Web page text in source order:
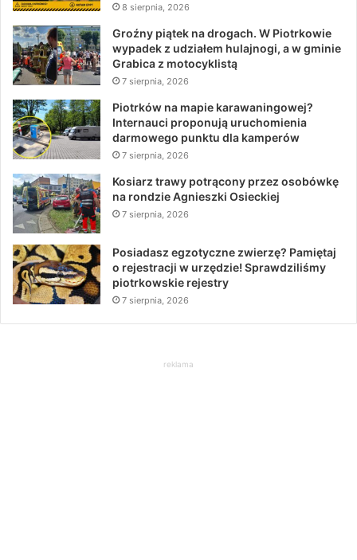
8 sierpnia, 2026
Groźny piątek na drogach. W Piotrkowie
wypadek z udziałem hulajnogi, a w gminie
Grabica z motocyklistą
7 sierpnia, 2026
Piotrków na mapie karawaningowej?
Internauci proponują uruchomienia
darmowego punktu dla kamperów
7 sierpnia, 2026
Kosiarz trawy potrącony przez osobówkę
na rondzie Agnieszki Osieckiej
7 sierpnia, 2026
Posiadasz egzotyczne zwierzę? Pamiętaj
o rejestracji w urzędzie! Sprawdziliśmy
piotrkowskie rejestry
7 sierpnia, 2026
reklama